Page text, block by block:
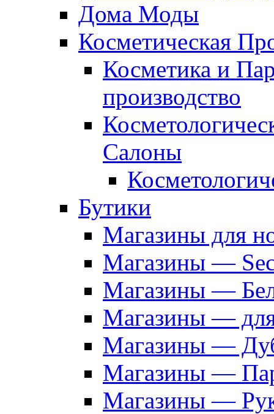
Дома Моды
Косметическая
Косметика и
производство
Салоны
Бутики
Магазины для
Магазины —
Магазины —
Магазины —
Магазины —
Магазины —
Магазины —